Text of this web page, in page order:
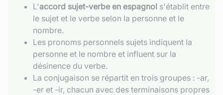
L'accord sujet-verbe en espagnol s'établit entre
le sujet et le verbe selon la personne et le
nombre.
Les pronoms personnels sujets indiquent la
personne et le nombre et influent sur la
désinence du verbe.
La conjugaison se répartit en trois groupes : -ar,
-er et -ir, chacun avec des terminaisons propres